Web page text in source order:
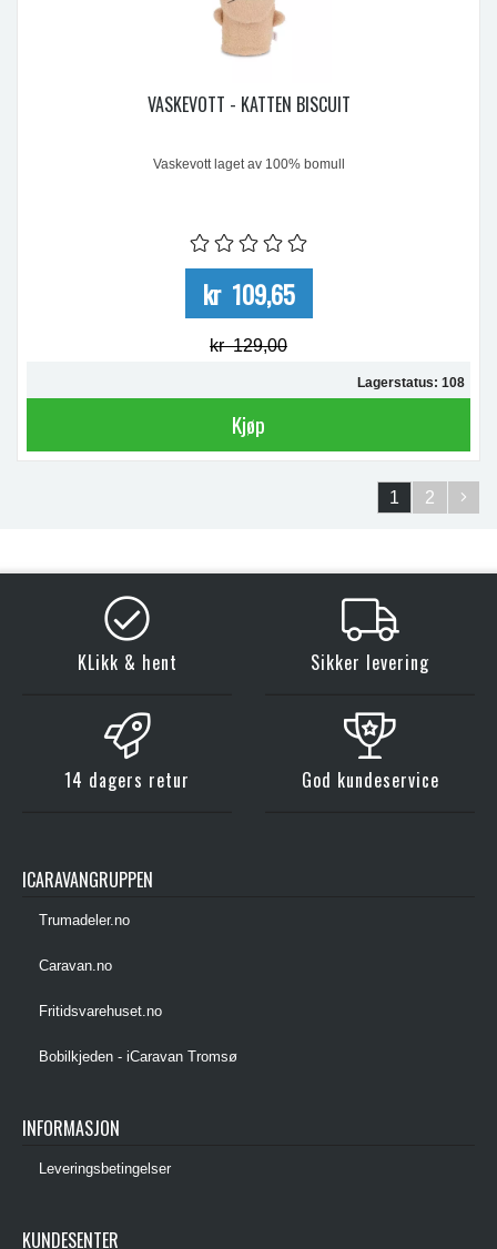
VASKEVOTT - KATTEN BISCUIT
Vaskevott laget av 100% bomull
kr 109,65
kr 129,00
Lagerstatus: 108
Kjøp
1 2
KLikk & hent Sikker levering
14 dagers retur God kundeservice
ICARAVANGRUPPEN
Trumadeler.no
Caravan.no
Fritidsvarehuset.no
Bobilkjeden - iCaravan Tromsø
INFORMASJON
Leveringsbetingelser
KUNDESENTER